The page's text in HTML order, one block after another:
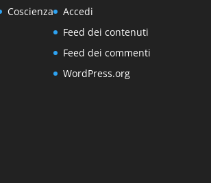
Coscienza
Accedi
Feed dei contenuti
Feed dei commenti
WordPress.org